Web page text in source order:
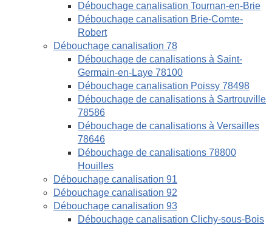
Débouchage canalisation Tournan-en-Brie
Débouchage canalisation Brie-Comte-
Robert
Débouchage canalisation 78
Débouchage de canalisations à Saint-
Germain-en-Laye 78100
Débouchage canalisation Poissy 78498
Débouchage de canalisations à Sartrouville
78586
Débouchage de canalisations à Versailles
78646
Débouchage de canalisations 78800
Houilles
Débouchage canalisation 91
Débouchage canalisation 92
Débouchage canalisation 93
Débouchage canalisation Clichy-sous-Bois